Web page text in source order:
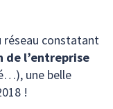
réseau constatant
l’entreprise
une belle
!